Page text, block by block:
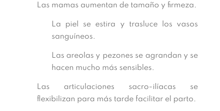
Las mamas aumentan de tamaño y firmeza.
La piel se estira y trasluce los vasos
sanguíneos.
Las areolas y pezones se agrandan y se
hacen mucho más sensibles.
Las articulaciones sacro-ilíacas se
flexibilizan para más tarde facilitar el parto.